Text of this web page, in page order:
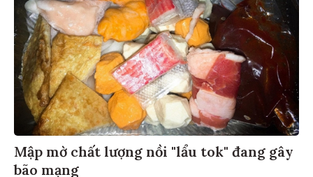
Mập mờ chất lượng nồi "lẩu tok" đang gây
bão mạng